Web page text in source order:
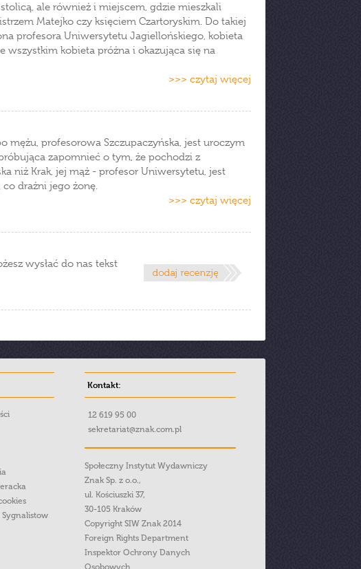
ale również i miejscem, gdzie mieszkali
Matejko czy księciem Czartoryskim. Do takiej
profesora Uniwersytetu Jagiellońskiego, kobieta
wszystkim kobieta próżna i okazująca się na
>>> czytaj więcej
mężu, profesorowa Szczupaczyńska, jest uroczym
zapomnieć o tym, że pochodzi z
niż Krak, jej mąż - profesor Uniwersytetu, jest
drażni jego żonę.
>>> czytaj więcej
wysłać do nas tekst
Kontakt:
12 619 95 00
sekretariat@znak.com.pl
Społeczny Instytut Wydawniczy
Znak Sp. z o.o.,
ul. Kościuszki 37,
30-105 Kraków
Copyright SIW Znak 2014
Foreign Rights Department
Inspektor Ochrony Danych
Osobowych